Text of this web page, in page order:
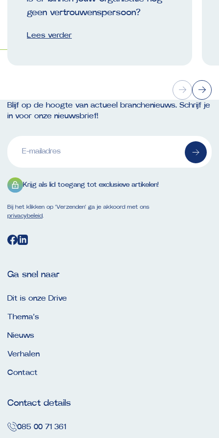
geen vertrouwenspersoon?
Lees verder
Blijf op de hoogte van actueel branchenieuws. Schrijf je
in voor onze nieuwsbrief!
mailadres
Krijg als lid toegang tot exclusieve artikelen!
Bij het klikken op ‘Verzenden’ ga je akkoord met ons
privacybeleid.
Ga snel naar
Dit is onze Drive
Thema’s
Nieuws
Verhalen
Contact
Contact details
085 00 71 361